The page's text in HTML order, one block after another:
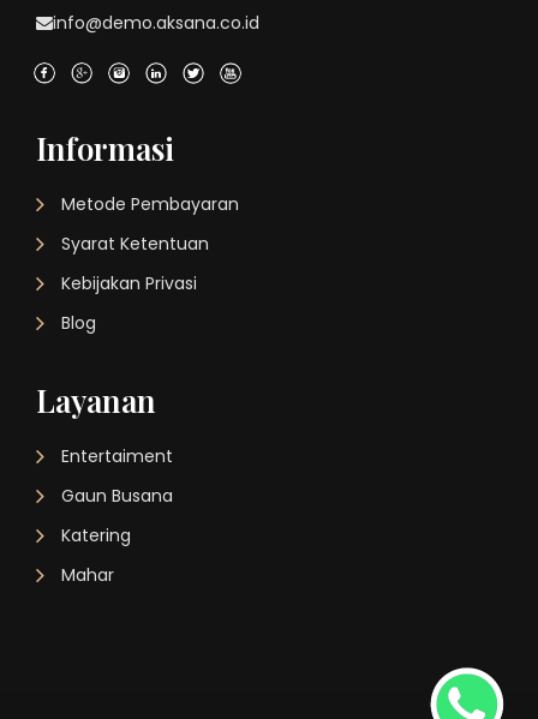
info@demo.aksana.co.id
Informasi
Metode Pembayaran
Syarat Ketentuan
Kebijakan Privasi
Blog
Layanan
Entertaiment
Gaun Busana
Katering
Mahar